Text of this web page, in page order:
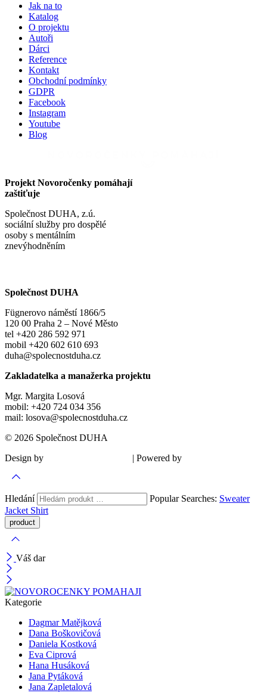
Jak na to
Katalog
O projektu
Autoři
Dárci
Reference
Kontakt
Obchodní podmínky
GDPR
Facebook
Instagram
Youtube
Blog
Projekt Novoročenky pomáhají
zaštiťuje
Společnost DUHA, z.ú.
sociální služby pro dospělé
osoby s mentálním
znevýhodněním
Společnost DUHA
Fügnerovo náměstí 1866/5
120 00 Praha 2 – Nové Město
tel +420 286 592 971
mobil +420 602 610 693
duha@spolecnostduha.cz
Zakladatelka a manažerka projektu
Mgr. Margita Losová
mobil: +420 724 034 356
mail: losova@spolecnostduha.cz
© 2026 Společnost DUHA
Design by
| Powered by
Hledání Popular Searches: Sweater
Jacket Shirt
Váš dar
Kategorie
Dagmar Matějková
Dana Boškovičová
Daniela Kostková
Eva Ciprová
Hana Husáková
Jana Pytáková
Jana Zapletalová